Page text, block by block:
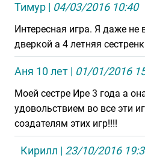
Тимур | 04/03/2016 10:40
Интересная игра. Я даже не
дверкой а 4 летняя
Аня 10 лет | 01/01/2016
Моей сестре Ире 3 года а
удовольствием во все эти
создателям этих игр!!!!
Кирилл | 23/10/2016